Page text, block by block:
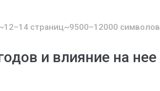
страниц~9500–12000 символов
и влияние на нее